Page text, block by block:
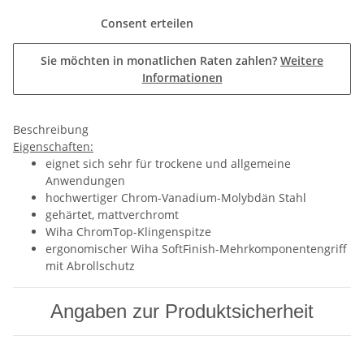
Consent erteilen
Sie möchten in monatlichen Raten zahlen? Weitere
Informationen
Beschreibung
Eigenschaften:
eignet sich sehr für trockene und allgemeine
Anwendungen
hochwertiger Chrom-Vanadium-Molybdän Stahl
gehärtet, mattverchromt
Wiha ChromTop-Klingenspitze
ergonomischer Wiha SoftFinish-Mehrkomponentengriff
mit Abrollschutz
Angaben zur Produktsicherheit